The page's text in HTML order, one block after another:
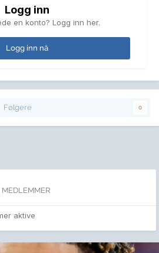
Logg inn
en konto? Logg inn her.
Logg inn nå
Følgere 0
MEDLEMMER
aktive